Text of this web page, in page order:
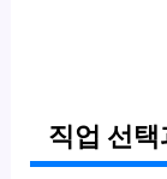
직업 선택